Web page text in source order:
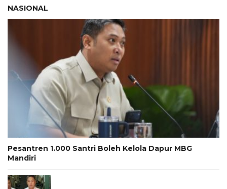
NASIONAL
Pesantren 1.000 Santri Boleh Kelola Dapur MBG
Mandiri